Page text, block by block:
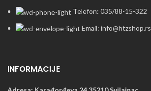
Telefon: 035/88-15-322
Email: info@htzshop.rs
INFORMACIJE